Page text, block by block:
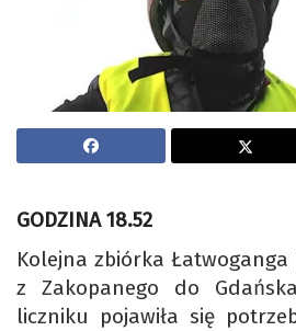
GODZINA 18.52
Kolejna zbiórka
z Zakopanego do
liczniku pojawiła się